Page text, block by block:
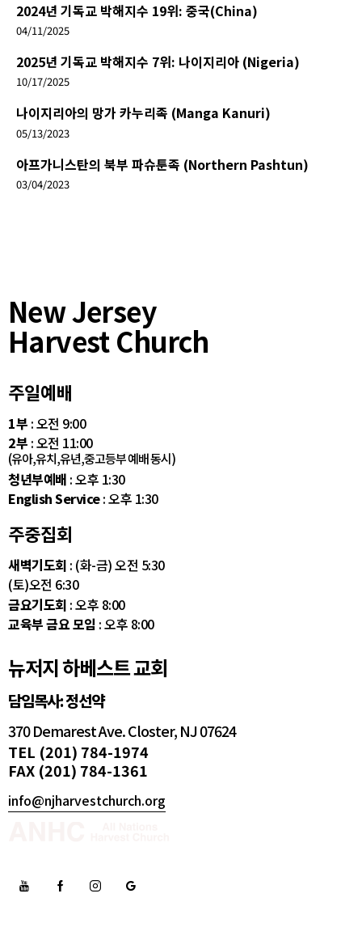
2024년 기독교 박해지수 19위: 중국(China)
04/11/2025
2025년 기독교 박해지수 7위: 나이지리아 (Nigeria)
10/17/2025
나이지리아의 망가 카누리족 (Manga Kanuri)
05/13/2023
아프가니스탄의 북부 파슈툰족 (Northern Pashtun)
03/04/2023
New Jersey
Harvest Church
주일예배
1부 : 오전 9:00
2부 : 오전 11:00
(유아,유치,유년,중고등부 예배 동시)
청년부예배 : 오후 1:30
English Service: 오후 1:30
주중집회
새벽기도회 : (화-금) 오전 5:30
(토)오전 6:30
금요기도회 : 오후 8:00
교육부 금요 모임 : 오후 8:00
뉴저지 하베스트 교회
담임목사: 정선약
370 Demarest Ave. Closter, NJ 07624
TEL (201) 784-1974
FAX (201) 784-1361
info@njharvestchurch.org